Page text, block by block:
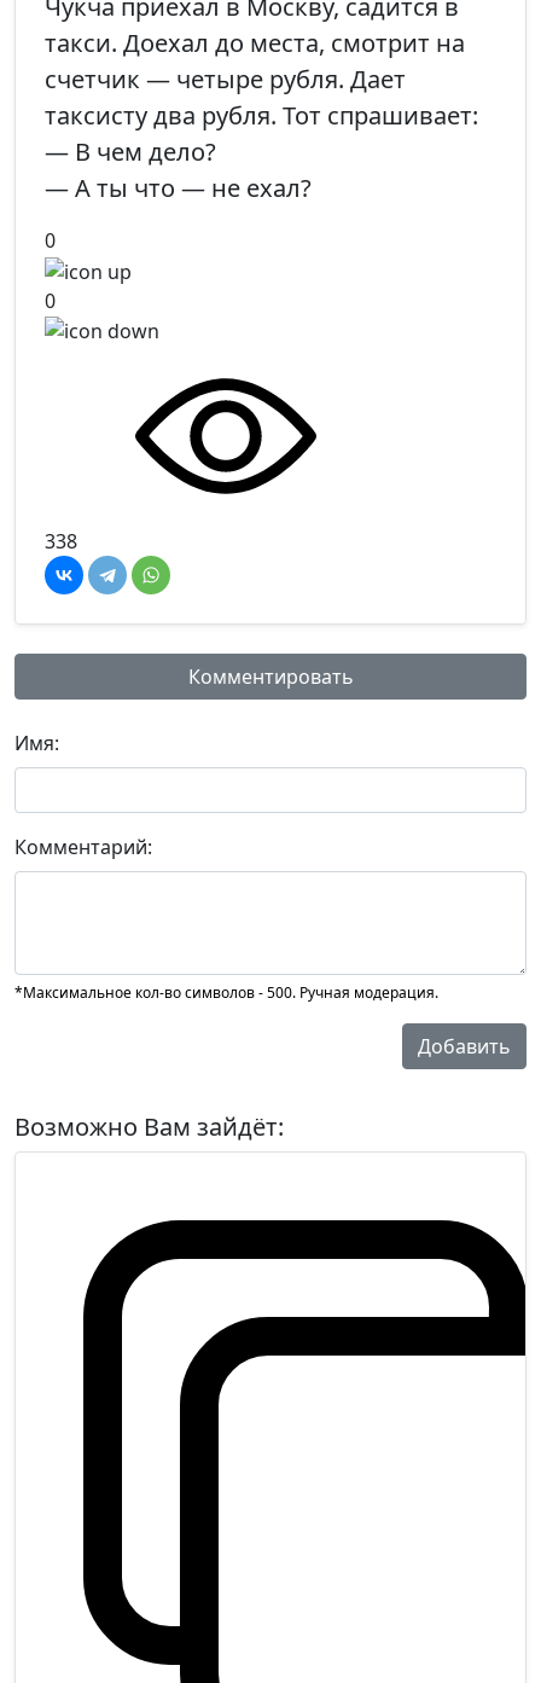
Чукча приехал в Москву, садится в
такси. Доехал до места, смотрит на
счетчик — четыре рубля. Дает
таксисту два рубля. Тот спрашивает:
— В чем дело?
— А ты что — не ехал?
0
0
338
Комментировать
Имя:
Комментарий:
*Максимальное кол-во символов - 500. Ручная модерация.
Добавить
Возможно Вам зайдёт: